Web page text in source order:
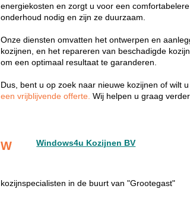
energiekosten en zorgt u voor een
onderhoud nodig en zijn ze duurzaam.
Onze diensten omvatten het ontwerpen en
kozijnen, en het repareren van beschadigde
om een optimaal resultaat te garanderen.
Dus, bent u op zoek naar nieuwe kozijnen of wilt
een vrijblijvende offerte.Wij helpen u graag
W Windows4u Kozijnen BV
kozijnspecialisten in de buurt van "Grootegast"